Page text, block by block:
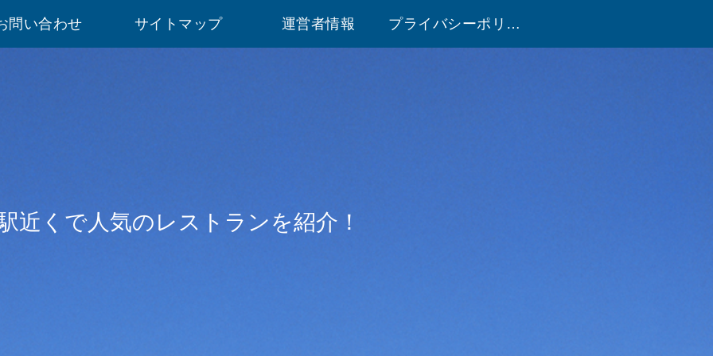
近くで人気のレストランを紹介！
問い合わせ サイトマップ 運営者情報 プライバシーポリシー